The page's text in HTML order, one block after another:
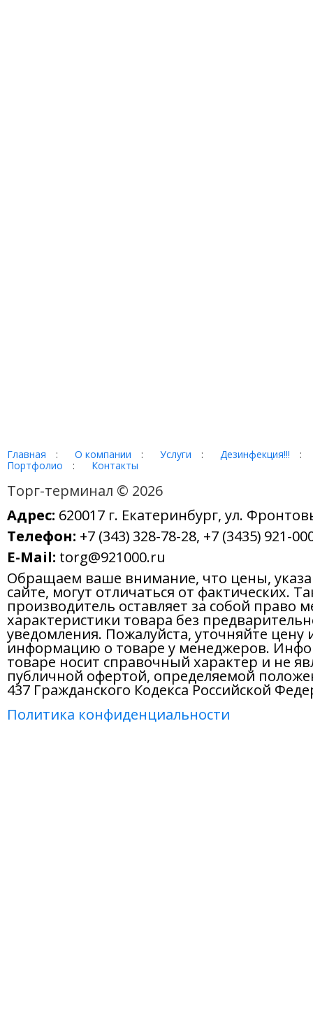
Главная : О компании : Услуги : Дезинфекция!!!
:
Портфолио
: Контакты
Торг-терминал © 2026
Адрес: 620017 г. Екатеринбург, ул.
Телефон: +7 (343) 328-78-28, +7 (3435) 921-
E-Mail: torg@921000.ru
Обращаем ваше внимание, что цены,
сайте, могут отличаться от фактических.
производитель оставляет за собой право
характеристики товара без
уведомления. Пожалуйста, уточняйте цену
информацию о товаре у менеджеров.
товаре носит справочный характер и не
публичной офертой, определяемой
437 Гражданского Кодекса Российской
Политика конфиденциальности